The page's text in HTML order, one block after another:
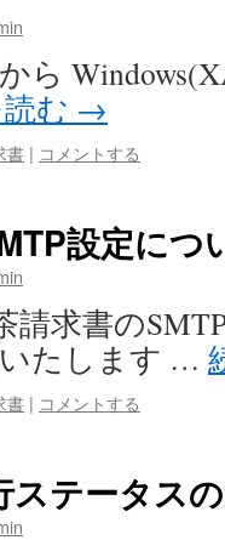
ら
む →
書 | コメントする
設定につ
請求書の
いたします …
書 | コメントする
テータス